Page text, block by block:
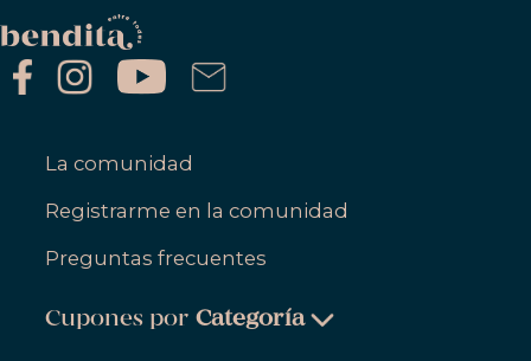
La comunidad
Registrarme en la comunidad
Preguntas frecuentes
Cupones porCategoría